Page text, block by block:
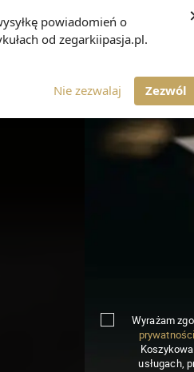
powiadomień o
od zegarkiipasja.pl.
Nie zezwalaj Zezwól
Wyrażam
usługach,